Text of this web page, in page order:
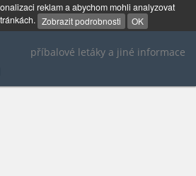
reklam a abychom mohli analyzovat
Zobrazit podrobnosti OK
příbalové letáky a jiné informace